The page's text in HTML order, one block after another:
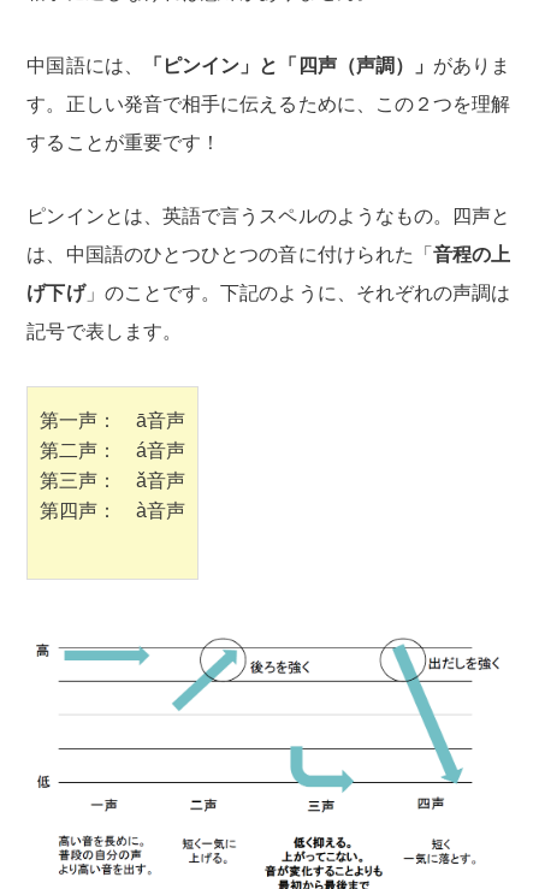
中国語には、 「ピンイン」と「四声（声調）」 がありま
す。正しい発音で相手に伝えるために、この２つを理解
することが重要です！
ピンインとは、英語で言うスペルのようなもの。四声と
は、中国語のひとつひとつの音に付けられた「音程の上
げ下げ」のことです。下記のように、それぞれの声調は
記号で表します。
第一声： ā音声
第二声： á音声
第三声： ǎ音声
第四声： à音声